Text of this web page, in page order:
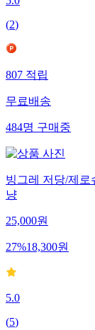
5.0
(2)
807적립
무료배송
484명구매중
빙그레 저당/제로
냥
25,000원
27%18,300원
5.0